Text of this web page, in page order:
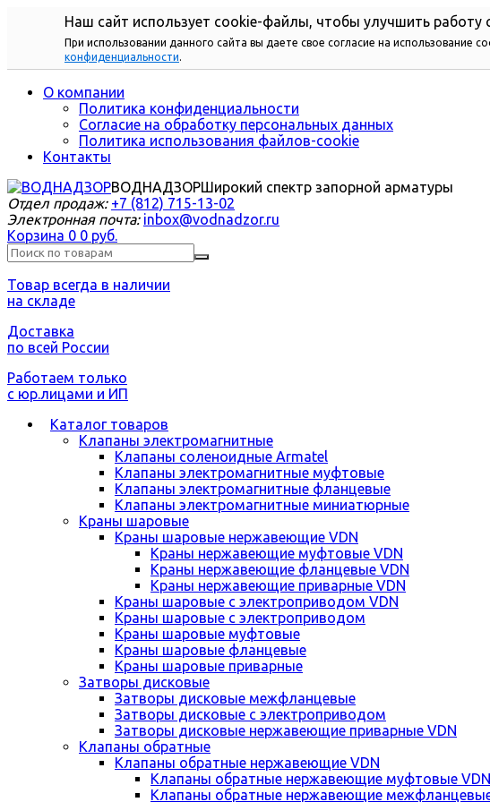
Наш сайт использует cookie-файлы, чтобы улучшить работу
При использовании данного сайта вы даете свое согласие на использование
конфиденциальности.
О компании
Политика конфиденциальности
Согласие на обработку персональных данных
Политика использования файлов-cookie
Контакты
ВОДНАДЗОРШирокий спектр запорной арматуры
Отдел продаж: +7 (812) 715-13-02
Электронная почта: inbox@vodnadzor.ru
Корзина 0 0 руб.
Товар всегда в наличии
на складе
Доставка
по всей России
Работаем только
с юр.лицами и ИП
Каталог товаров
Клапаны электромагнитные
Клапаны соленоидные Armatel
Клапаны электромагнитные муфтовые
Клапаны электромагнитные фланцевые
Клапаны электромагнитные миниатюрные
Краны шаровые
Краны шаровые нержавеющие VDN
Краны нержавеющие муфтовые VDN
Краны нержавеющие фланцевые VDN
Краны нержавеющие приварные VDN
Краны шаровые с электроприводом VDN
Краны шаровые с электроприводом
Краны шаровые муфтовые
Краны шаровые фланцевые
Краны шаровые приварные
Затворы дисковые
Затворы дисковые межфланцевые
Затворы дисковые с электроприводом
Затворы дисковые нержавеющие приварные VDN
Клапаны обратные
Клапаны обратные нержавеющие VDN
Клапаны обратные нержавеющие муфтовые VDN
Клапаны обратные нержавеющие